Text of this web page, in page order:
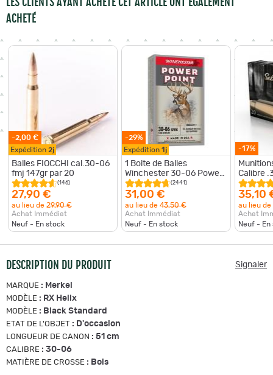
ACHETÉ
-2,00 €
Expédition 2j
Balles FIOCCHI cal.30-06
fmj 147gr par 20
(146)
27,90 €
au lieu de 29,90 €
Achat Immédiat
Neuf - En stock
-29%
Expédition 1j
1 Boite de Balles
Winchester 30-06 Power
Point 180gr (2441)
31,00 €
au lieu de 43,50 €
Achat Immédiat
Neuf - En stock
-17%
Calibre
grains
35,10
au lieu de
Achat
Neuf - En
DESCRIPTION DU PRODUIT Signaler
MARQUE : Merkel
MODÈLE : RX Helix
MODÈLE : Black Standard
ETAT DE L'OBJET : D'occasion
LONGUEUR DE CANON : 51 cm
CALIBRE : 30-06
MATIÈRE DE CROSSE : Bois